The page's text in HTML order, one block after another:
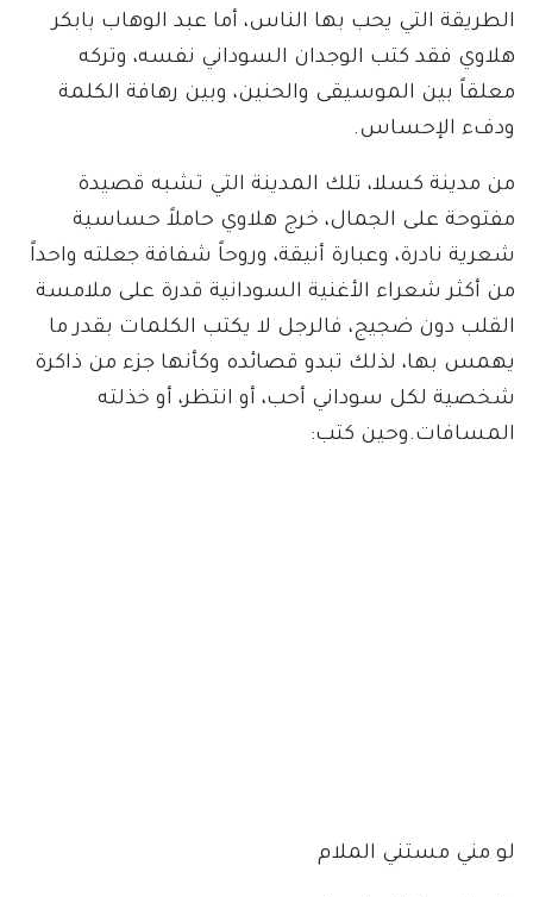
الطريقة التي يحب بها الناس، أما عبد الوهاب بابكر
هلاوي فقد كتب الوجدان السوداني نفسه، وتركه
معلقاً بين الموسيقى والحنين، وبين رهافة الكلمة
ودفء الإحساس.
من مدينة كسلا، تلك المدينة التي تشبه قصيدة
مفتوحة على الجمال، خرج هلاوي حاملاً حساسية
شعرية نادرة، وعبارة أنيقة، وروحاً شفافة جعلته واحداً
من أكثر شعراء الأغنية السودانية قدرة على ملامسة
القلب دون ضجيج، فالرجل لا يكتب الكلمات بقدر ما
يهمس بها، لذلك تبدو قصائده وكأنها جزء من ذاكرة
شخصية لكل سوداني أحب، أو انتظر، أو خذلته
المسافات.وحين كتب:
لو مني مستني الملام